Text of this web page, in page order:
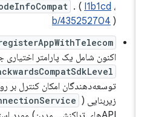
. (I1b1cd
b/435252704
اکنون شامل یک پارامتر اختیاری
backwardsCompatSdkLevel
توسعه‌دهندگان امکان کنترل بر روی
زیربنایی (